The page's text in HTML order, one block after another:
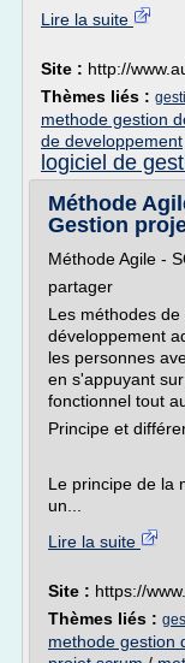
Lire la suite
Site : http://
Thèmes liés :
methode gestion
de developpement
logiciel de
Méthode
Gestion
Méthode Agile -
partager
Les méthodes
développement
les personnes
en s'appuyant
fonctionnel tout
Principe et
Le principe de la
un...
Lire la suite
Site : https://
Thèmes liés :
methode gestion